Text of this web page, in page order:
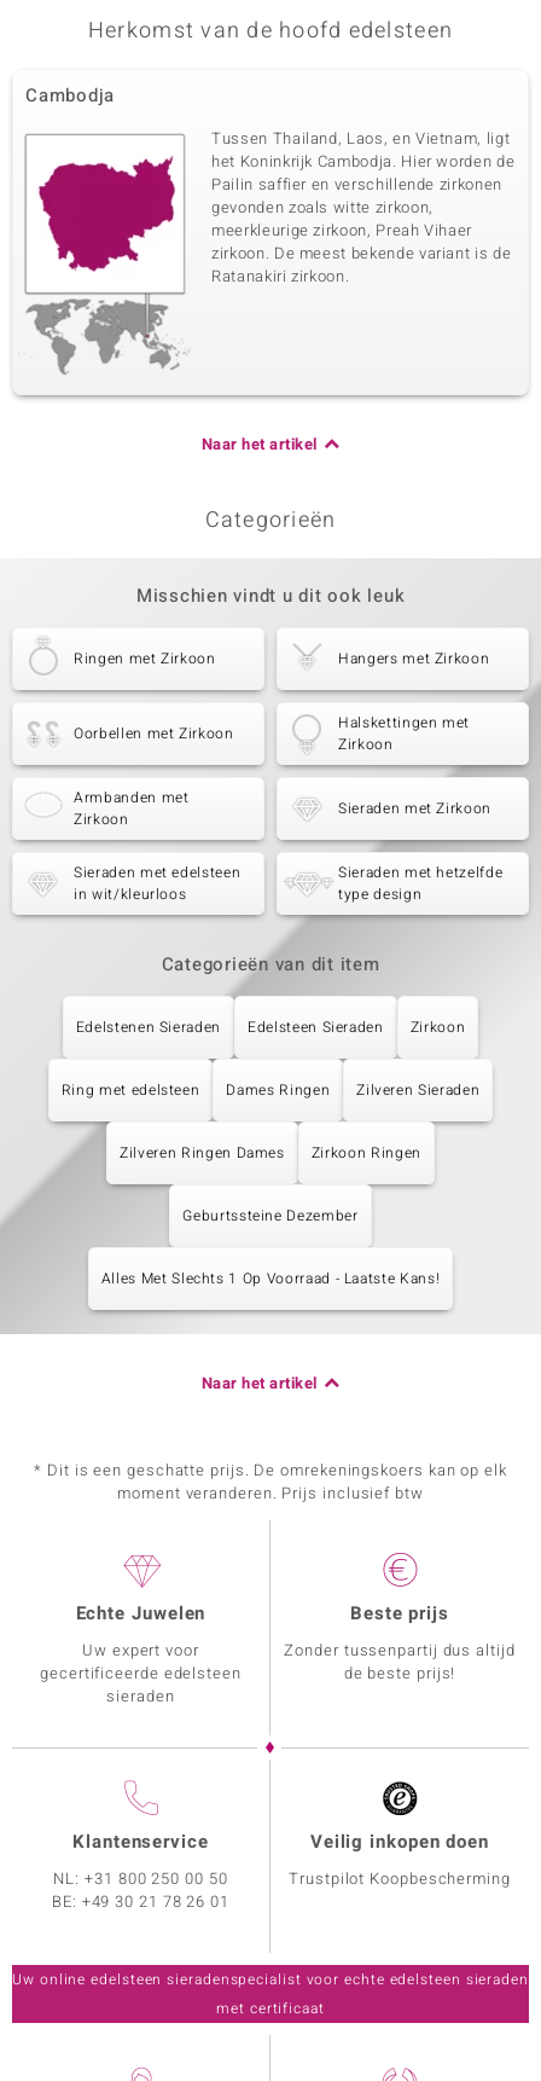
Herkomst van de hoofd edelsteen
Cambodja
Tussen Thailand, Laos, en Vietnam, ligt
het Koninkrijk Cambodja. Hier worden de
Pailin saffier en verschillende zirkonen
gevonden zoals witte zirkoon,
meerkleurige zirkoon, Preah Vihaer
zirkoon. De meest bekende variant is de
Ratanakiri zirkoon.
Naar het artikel
Categorieën
Misschien vindt u dit ook leuk
Ringen met Zirkoon Hangers met Zirkoon
Oorbellen met Zirkoon
Halskettingen met
Zirkoon
Armbanden met
Zirkoon
Sieraden met Zirkoon
Sieraden met edelsteen
in wit/kleurloos
Sieraden met hetzelfde
type design
Categorieën van dit item
Edelstenen Sieraden Edelsteen Sieraden Zirkoon
Ring met edelsteen Dames Ringen Zilveren Sieraden
Zilveren Ringen Dames Zirkoon Ringen
Geburtssteine Dezember
Alles Met Slechts 1 Op Voorraad - Laatste Kans!
Naar het artikel
* Dit is een geschatte prijs. De omrekeningskoers kan op elk
moment veranderen. Prijs inclusief btw
Echte Juwelen
Uw expert voor
gecertificeerde edelsteen
sieraden
Beste prijs
Zonder tussenpartij dus altijd
de beste prijs!
Klantenservice
NL:+31 800 250 00 50
BE: +49 30 21 78 26 01
Veilig inkopen doen
Trustpilot Koopbescherming
Uw online edelsteen sieradenspecialist voor echte edelsteen sieraden
met certificaat